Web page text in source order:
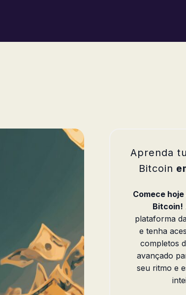
Aprenda
Bitcoin
Comece
Bitcoin!
plataforma
e tenha
completos
avançado
seu ritmo e